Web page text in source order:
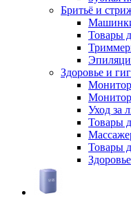
Бритьё и
Товары
Здоровье и
Уход за
Товары
Товары
Здоровье